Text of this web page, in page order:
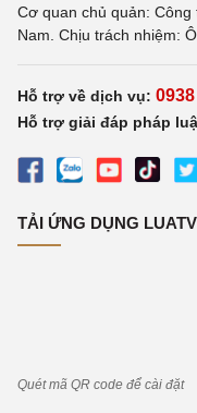
Cơ quan chủ quản:
Nam. Chịu trách nhiệm:
Hỗ trợ về dịch vụ:
Hỗ trợ giải đáp pháp
TẢI ỨNG DỤNG
Quét mã QR code để cài đặt